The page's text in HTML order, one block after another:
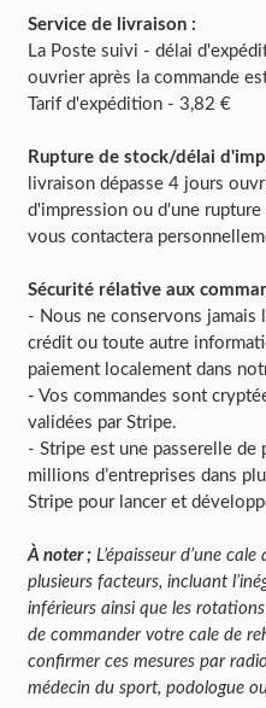
Service de livraison :
La Poste suivi - délai
ouvrier après la commande
Tarif d'expédition - 3,82 €
Rupture de stock/délai
livraison dépasse 4 jours
d'impression ou d'une
vous contactera
Sécurité rélative aux
- Nous ne conservons jamais
crédit ou toute autre
paiement localement dans
- Vos commandes sont
validées par Stripe.
- Stripe est une passerelle de
millions d’entreprises dans
Stripe pour lancer et
À noter ; L’épaisseur d’une
plusieurs facteurs, incluant
inférieurs ainsi que les
de commander votre cale de
confirmer ces mesures par
médecin du sport, podologue